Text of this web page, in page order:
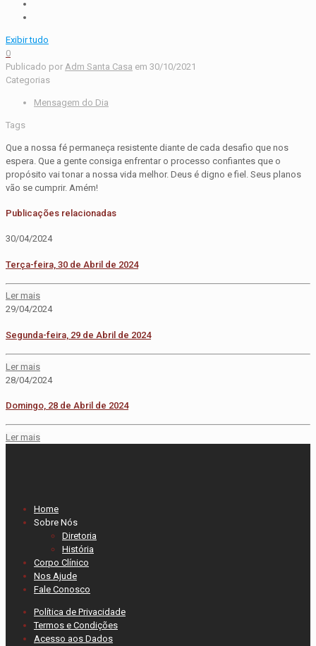
Exibir tudo
0
Publicado por Adm Santa Casa em 30/10/2021
Categorias
Mensagem do Dia
Tags
Que a nossa fé permaneça resistente diante de cada desafio que nos
espera. Que a gente consiga enfrentar o processo confiantes que o
propósito vai tonar a nossa vida melhor. Deus é digno e fiel. Seus planos
vão se cumprir. Amém!
Publicações relacionadas
30/04/2024
Terça-feira, 30 de Abril de 2024
Ler mais
29/04/2024
Segunda-feira, 29 de Abril de 2024
Ler mais
28/04/2024
Domingo, 28 de Abril de 2024
Ler mais
Home
Sobre Nós
Diretoria
História
Corpo Clínico
Nos Ajude
Fale Conosco
Política de Privacidade
Termos e Condições
Acesso aos Dados